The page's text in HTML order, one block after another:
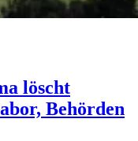
löscht
Behörden